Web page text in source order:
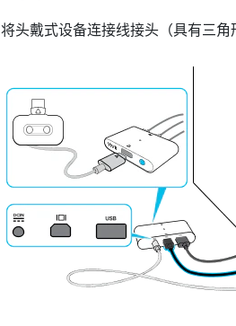
将头戴式设备连接线接头（具有三角